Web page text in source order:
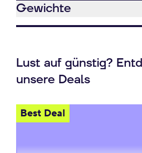
Gewichte
Lust auf günstig?
unsere Deals
Best Deal